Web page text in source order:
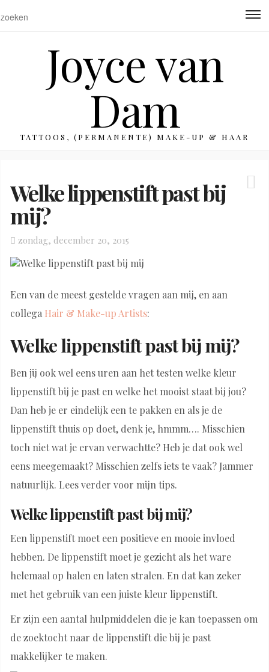
Joyce van
Dam
TATTOOS, (PERMANENTE) MAKE-UP & HAAR
Welke lippenstift past bij
mij?
Posted
on
zondag, december 20, 2015
Een van de meest gestelde vragen aan mij, en aan
collega Hair & Make-up Artists:
Welke lippenstift past bij mij?
Ben jij ook wel eens uren aan het testen welke kleur
lippenstift bij je past en welke het mooist staat bij jou?
Dan heb je er eindelijk een te pakken en als je de
lippenstift thuis op doet, denk je, hmmm…. Misschien
toch niet wat je ervan verwachtte? Heb je dat ook wel
eens meegemaakt? Misschien zelfs iets te vaak? Jammer
natuurlijk. Lees verder voor mijn tips.
Welke lippenstift past bij mij?
Een lippenstift moet een positieve en mooie invloed
hebben. De lippenstift moet je gezicht als het ware
helemaal op halen en laten stralen. En dat kan zeker
met het gebruik van een juiste kleur lippenstift.
Er zijn een aantal hulpmiddelen die je kan toepassen om
de zoektocht naar de lippenstift die bij je past
makkelijker te maken.